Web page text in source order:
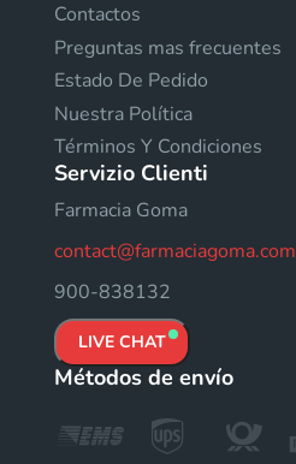
Contactos
Preguntas mas frecuentes
Estado De Pedido
Nuestra Política
Términos Y Condiciones
Servizio Clienti
Farmacia Goma
contact@farmaciagoma.com
900-838132
LIVE CHAT
Métodos de envío